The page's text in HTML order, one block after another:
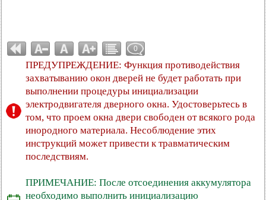
0
ПРЕДУПРЕЖДЕНИЕ: Функция противодействия
захватыванию окон дверей не будет работать при
выполнении процедуры инициализации
электродвигателя дверного окна. Удостоверьтесь в
том, что проем окна двери свободен от всякого рода
инородного материала. Несоблюдение этих
инструкций может привести к травматическим
последствиям.
ПРИМЕЧАНИЕ: После отсоединения аккумулятора
необходимо выполнить инициализацию